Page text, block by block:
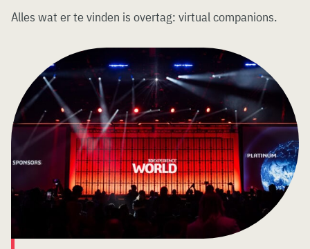
Alles wat er te vinden is overtag: virtual companions.